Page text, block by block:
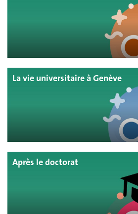
La vie universitaire à Genève
Après le doctorat